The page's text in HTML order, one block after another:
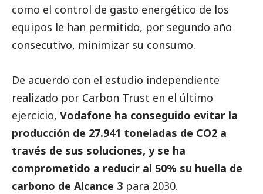
como el control de gasto energético de los
equipos le han permitido, por segundo año
consecutivo, minimizar su consumo.
De acuerdo con el estudio independiente
realizado por Carbon Trust en el último
ejercicio, Vodafone ha conseguido evitar la
producción de 27.941 toneladas de CO2 a
través de sus soluciones, y se ha
comprometido a reducir al 50% su huella de
carbono de Alcance 3 para 2030.